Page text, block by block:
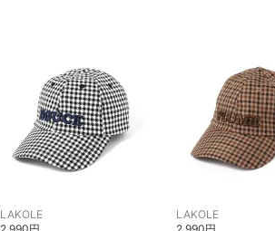
LAKOLE
LAKOLE